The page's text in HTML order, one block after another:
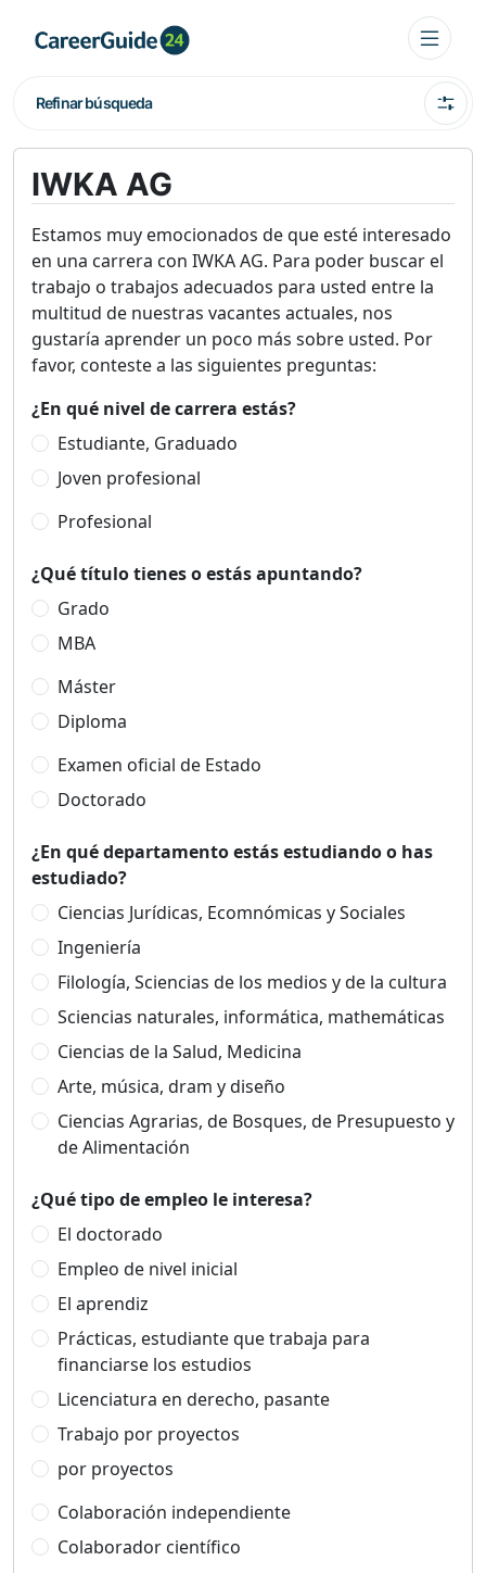
Refinar búsqueda
IWKA AG
Estamos muy emocionados de que esté interesado
en una carrera con IWKA AG. Para poder buscar el
trabajo o trabajos adecuados para usted entre la
multitud de nuestras vacantes actuales, nos
gustaría aprender un poco más sobre usted. Por
favor, conteste a las siguientes preguntas:
¿En qué nivel de carrera estás?
Estudiante, Graduado
Joven profesional
Profesional
¿Qué título tienes o estás apuntando?
Grado
MBA
Máster
Diploma
Examen oficial de Estado
Doctorado
¿En qué departamento estás estudiando o has
estudiado?
Ciencias Jurídicas, Ecomnómicas y Sociales
Ingeniería
Filología, Sciencias de los medios y de la cultura
Sciencias naturales, informática, mathemáticas
Ciencias de la Salud, Medicina
Arte, música, dram y diseño
Ciencias Agrarias, de Bosques, de Presupuesto y
de Alimentación
¿Qué tipo de empleo le interesa?
El doctorado
Empleo de nivel inicial
El aprendiz
Prácticas, estudiante que trabaja para
financiarse los estudios
Licenciatura en derecho, pasante
Trabajo por proyectos
por proyectos
Colaboración independiente
Colaborador científico